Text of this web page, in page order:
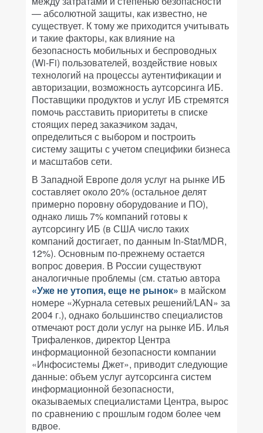
— абсолютной защиты, как известно, не
существует. К тому же приходится учитывать
и такие факторы, как влияние на
безопасность мобильных и беспроводных
(Wi-Fi) пользователей, воздействие новых
технологий на процессы аутентификации и
авторизации, возможность аутсорсинга ИБ.
Поставщики продуктов и услуг ИБ стремятся
помочь расставить приоритеты в списке
стоящих перед заказчиком задач,
определиться с выбором и построить
систему защиты с учетом специфики бизнеса
и масштабов сети.
В Западной Европе доля услуг на рынке ИБ
составляет около 20% (остальное делят
примерно поровну оборудование и ПО),
однако лишь 7% компаний готовы к
аутсорсингу ИБ (в США число таких
компаний достигает, по данным In-Stat/MDR,
12%). Основным по-прежнему остается
вопрос доверия. В России существуют
аналогичные проблемы (см. статью автора
«Уже не утопия, еще не рынок» в майском
номере «Журнала сетевых решений/LAN» за
2004 г.), однако большинство специалистов
отмечают рост доли услуг на рынке ИБ. Илья
Трифаленков, директор Центра
информационной безопасности компании
«Инфосистемы Джет», приводит следующие
данные: объем услуг аутсорсинга систем
информационной безопасности,
оказываемых специалистами Центра, вырос
по сравнению с прошлым годом более чем
вдвое.